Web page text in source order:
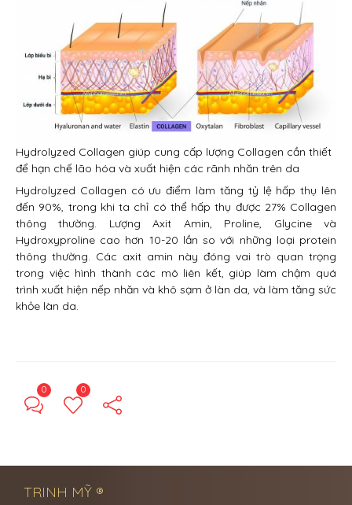
Hydrolyzed Collagen giúp cung cấp lượng Collagen cần thiết
để hạn chế lão hóa và xuất hiện các rãnh nhăn trên da
Hydrolyzed Collagen có ưu điểm làm tăng tỷ lệ hấp thụ lên
đến 90%, trong khi ta chỉ có thể hấp thụ được 27% Collagen
thông thường. Lượng Axit Amin, Proline, Glycine và
Hydroxyproline cao hơn 10-20 lần so với những loại protein
thông thường. Các axit amin này đóng vai trò quan trọng
trong việc hình thành các mô liên kết, giúp làm chậm quá
trình xuất hiện nếp nhăn và khô sạm ở làn da, và làm tăng sức
khỏe làn da.
0 0
TRINH MỸ ®